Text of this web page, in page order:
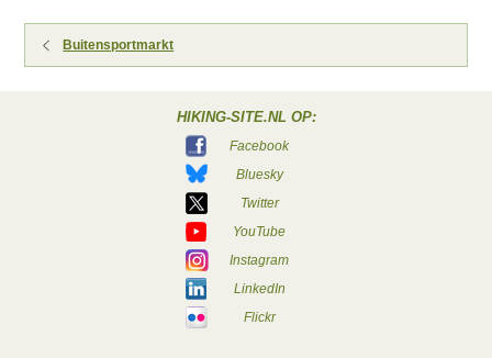
Buitensportmarkt
HIKING-SITE.NL OP:
Facebook
Bluesky
Twitter
YouTube
Instagram
LinkedIn
Flickr